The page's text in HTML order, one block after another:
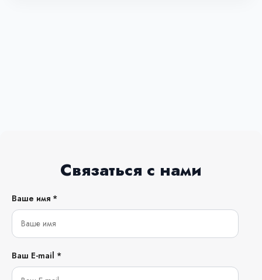
Связаться с нами
Ваше имя *
Ваш E-mail *